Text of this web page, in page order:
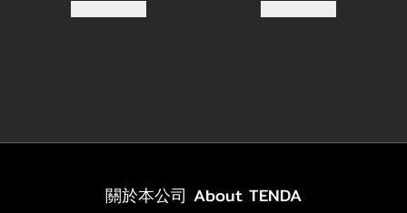
關於本公司 About TENDA